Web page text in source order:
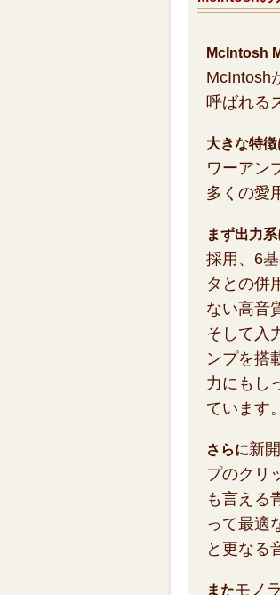
McIntosh
McIntosh
呼ばれる
大きな特徴
ワーアン
多くの愛
まず出力系
採用、6
タとの併
ない高音
そして入
ンプを搭
力にもし
ています。
さらに新
プのクリ
も言える
って最適
と更なる
またモノ